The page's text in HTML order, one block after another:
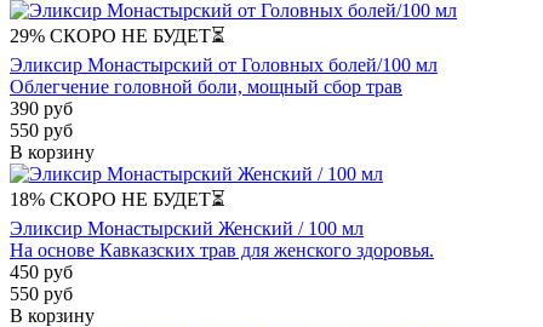
29% СКОРО НЕ БУДЕТ⏳
Эликсир Монастырский от Головных болей/100 мл
Облегчение головной боли, мощный сбор трав
390 руб
550 руб
В корзину
18% СКОРО НЕ БУДЕТ⏳
Эликсир Монастырский Женский / 100 мл
На основе Кавказских трав для женского здоровья.
450 руб
550 руб
В корзину